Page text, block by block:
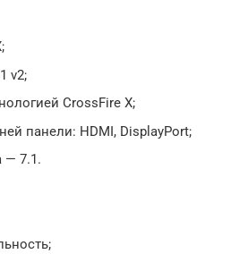
v2;
CrossFire X;
панели: HDMI, DisplayPort;
— 7.1.